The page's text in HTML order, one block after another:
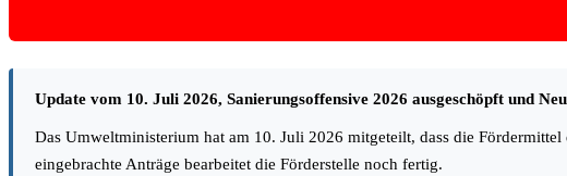
Update vom 10. Juli 2026, Sanierungsoffensive 2026 ausgeschöpft und
Das Umweltministerium hat am 10. Juli 2026 mitgeteilt, dass die
eingebrachte Anträge bearbeitet die Förderstelle noch fertig.